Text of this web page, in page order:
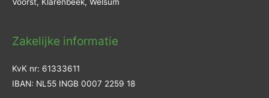
Zakelijke informatie
KvK nr: 61333611
IBAN: NL55 INGB 0007 2259 18